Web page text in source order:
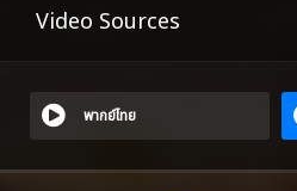
Video Sources
พากย์ไทย